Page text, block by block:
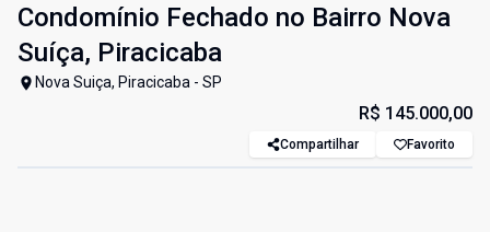
Condomínio Fechado no Bairro Nova
Suíça, Piracicaba
Nova Suiça, Piracicaba - SP
R$ 145.000,00
Compartilhar Favorito